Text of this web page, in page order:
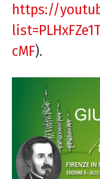
https://
cMF).